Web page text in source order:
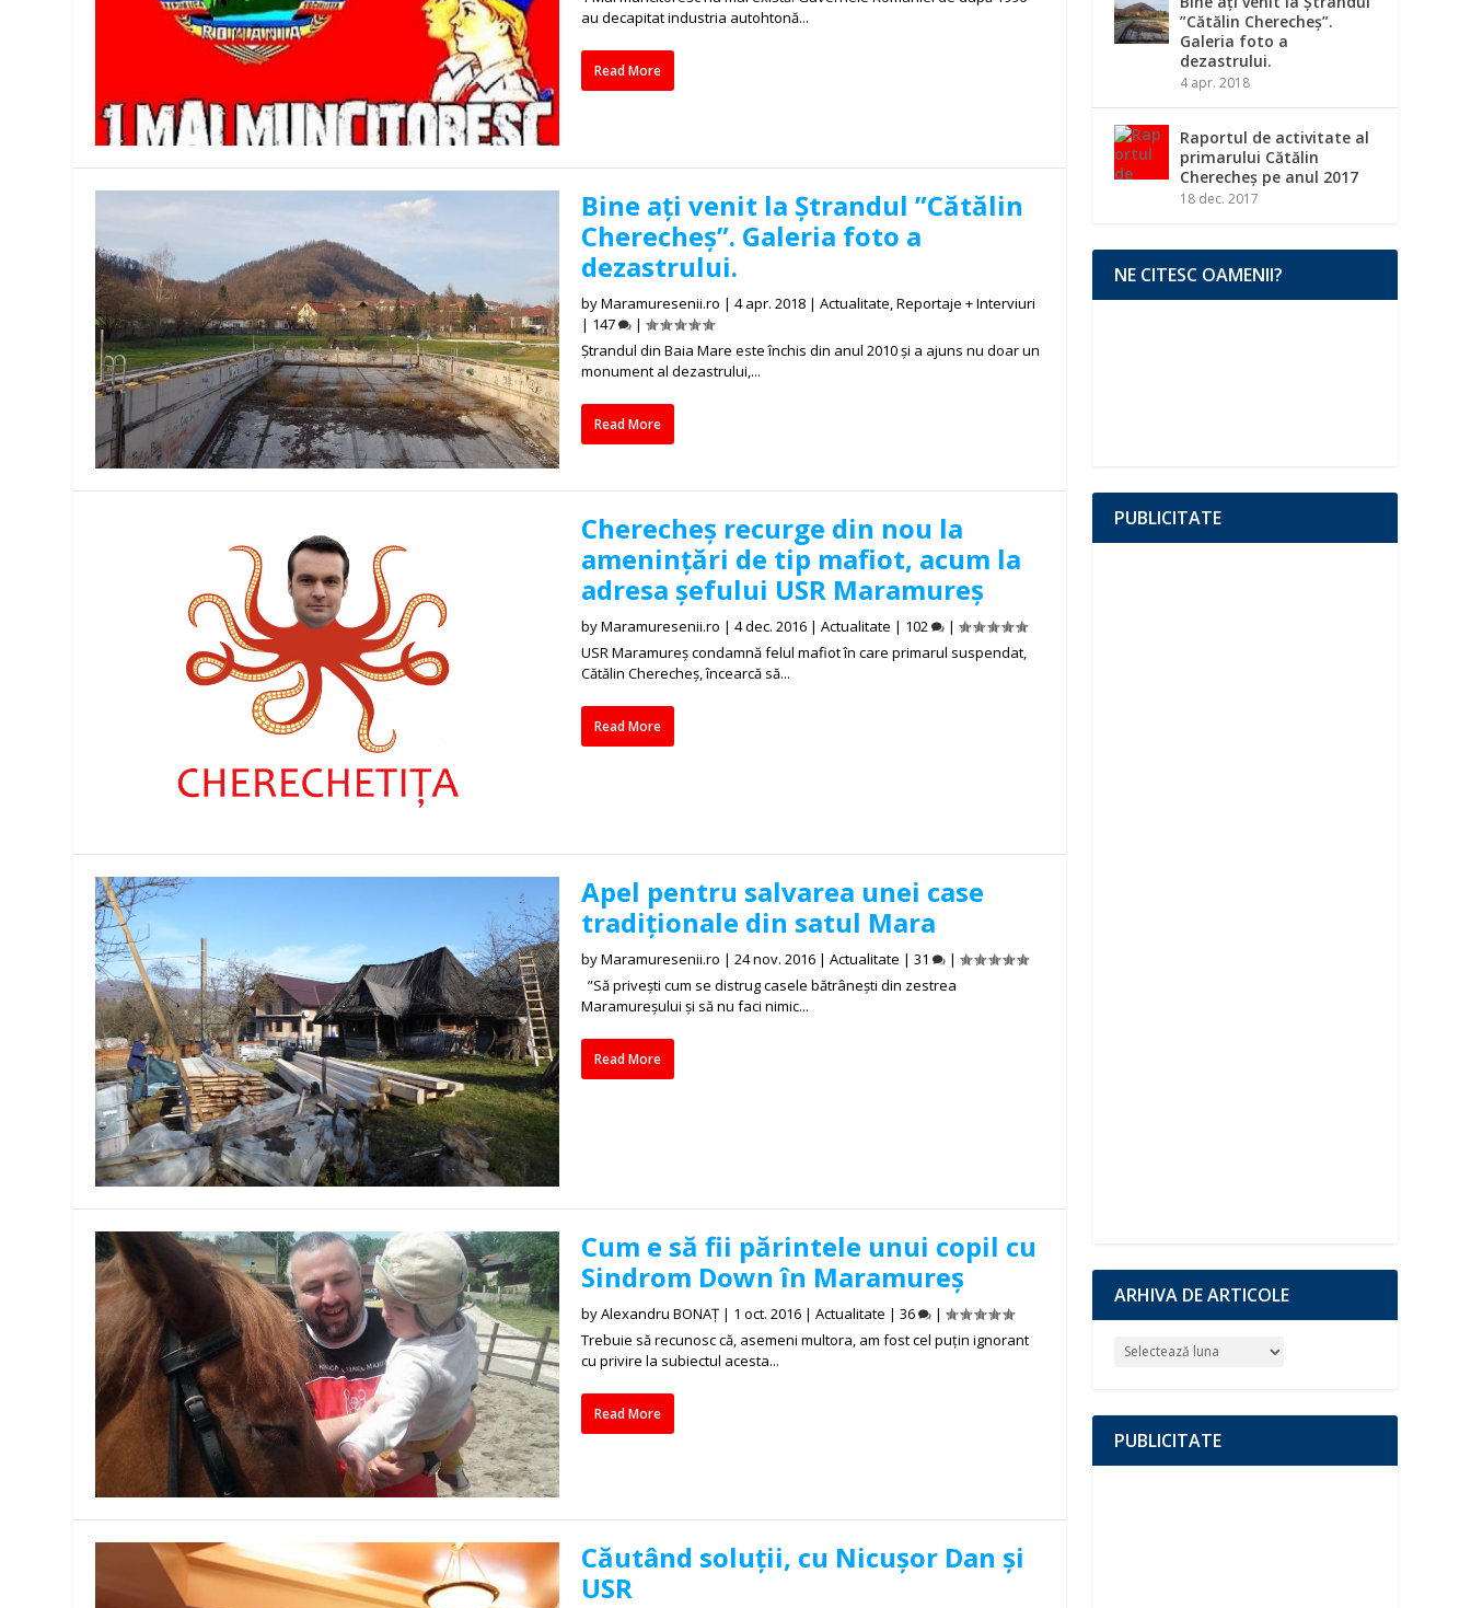
au decapitat industria autohtonă...
Read More
Bine ați venit la Ștrandul ”Cătălin
Cherecheș”. Galeria foto a
dezastrului.
byMaramuresenii.ro | 4 apr. 2018| Actualitate,Reportaje + Interviuri
| 147
|
Ștrandul din Baia Mare este închis din anul 2010 și a ajuns nu doar un
monument al dezastrului,...
Read More
Cherecheș recurge din nou la
amenințări de tip mafiot, acum la
adresa șefului USR Maramureș
byMaramuresenii.ro | 4 dec. 2016| Actualitate | 102
|
USR Maramureş condamnă felul mafiot în care primarul suspendat,
Cătălin Cherecheş, încearcă să...
Read More
Apel pentru salvarea unei case
tradiționale din satul Mara
byMaramuresenii.ro | 24 nov. 2016| Actualitate | 31
|
”Să privești cum se distrug casele bătrânești din zestrea
Maramureșului și să nu faci nimic...
Read More
Cum e să fii părintele unui copil cu
Sindrom Down în Maramureș
byAlexandru BONAȚ| 1 oct. 2016| Actualitate | 36
|
Trebuie să recunosc că, asemeni multora, am fost cel puțin ignorant
cu privire la subiectul acesta...
Read More
Căutând soluții, cu Nicușor Dan și
USR
”Cătălin Cherecheș”.
Galeria foto a
dezastrului.
4 apr. 2018
Raportul de activitate al
primarului Cătălin
Cherecheș pe anul 2017
18 dec. 2017
NE CITESC OAMENII?
PUBLICITATE
ARHIVA DE ARTICOLE
PUBLICITATE